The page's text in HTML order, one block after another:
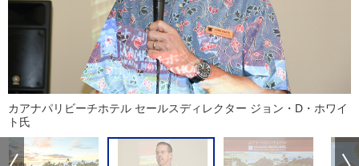
カアナパリビーチホテル セールスディレクター ジョン・D・ホワイ
ト氏